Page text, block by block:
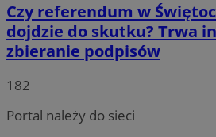
Czy referendum w
dojdzie do skutku? Trwa
zbieranie podpisów
182
Portal należy do sieci